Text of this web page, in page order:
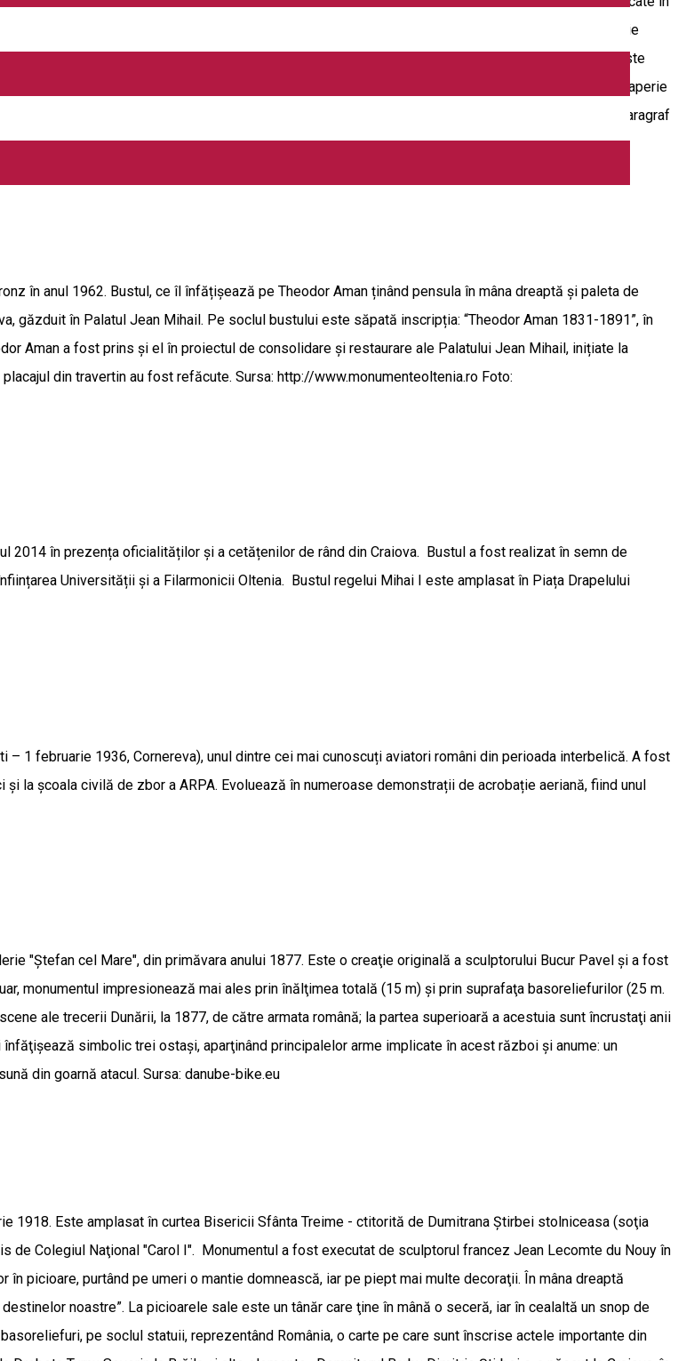
Ion Iordănescu. Lucrarea a fost terminată în anul 1911 iar inaugurarea a avut loc la 7 ianuarie
"Carol I", iar după cutremurul din 1977 pe scuarul din faţa Colegiului Naţional "Elena Cuza". Bustul este
soclul se desprinde un tors bărbătesc (simbolul timpului) şi cu ambele braţe înfăşoară cu o draperie
1811-1864, apostol al ideilor naţionale în trei ţări române", iar pe spatele soclului este scris un paragraf
Dănescu
în anul 1962. Bustul, ce îl înfățișează pe Theodor Aman ținând pensula în mâna dreaptă și paleta de
găzduit în Palatul Jean Mihail. Pe soclul bustului este săpată inscripția: “Theodor Aman 1831-1891”, în
Aman a fost prins și el în proiectul de consolidare și restaurare ale Palatului Jean Mihail, inițiate la
din travertin au fost refăcute. Sursa: http://www.monumenteoltenia.ro Foto:
2014 în prezența oficialităților și a cetățenilor de rând din Craiova. Bustul a fost realizat în semn de
Universității și a Filarmonicii Oltenia. Bustul regelui Mihai I este amplasat în Piața Drapelului
1 februarie 1936, Cornereva), unul dintre cei mai cunoscuți aviatori români din perioada interbelică. A fost
la școala civilă de zbor a ARPA. Evoluează în numeroase demonstrații de acrobație aeriană, fiind unul
"Ştefan cel Mare", din primăvara anului 1877. Este o creaţie originală a sculptorului Bucur Pavel şi a fost
monumentul impresionează mai ales prin înălţimea totală (15 m) şi prin suprafaţa basoreliefurilor (25 m.
ale trecerii Dunării, la 1877, de către armata română; la partea superioară a acestuia sunt încrustaţi anii
simbolic trei ostaşi, aparţinând principalelor arme implicate în acest război şi anume: un
din goarnă atacul. Sursa: danube-bike.eu
1918. Este amplasat în curtea Bisericii Sfânta Treime - ctitorită de Dumitrana Ştirbei stolniceasa (soţia
Colegiul Naţional "Carol I". Monumentul a fost executat de sculptorul francez Jean Lecomte du Nouy în
picioare, purtând pe umeri o mantie domnească, iar pe piept mai multe decoraţii. În mâna dreaptă
noastre”. La picioarele sale este un tânăr care ţine în mână o seceră, iar în cealaltă un snop de
pe soclul statuii, reprezentând România, o carte pe care sunt înscrise actele importante din